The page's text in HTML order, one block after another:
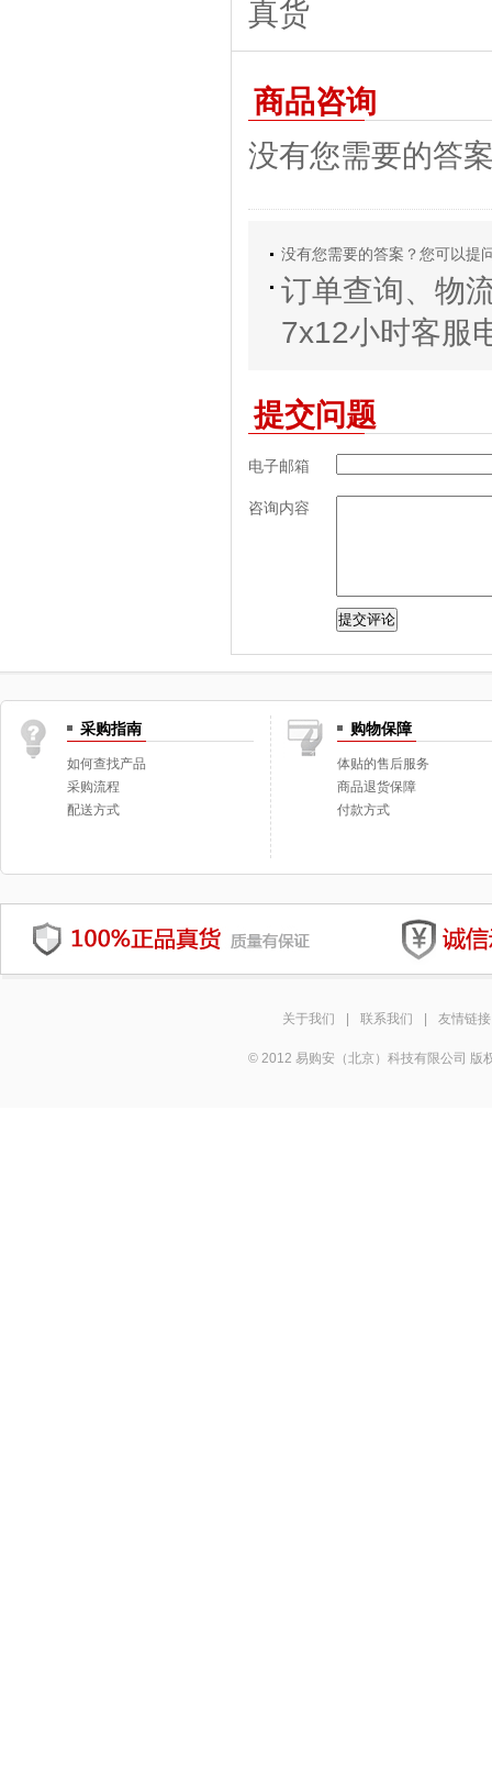
商品咨询
没有您需要的答
没有您需要的答案？您可以提
订单查询、物
7x12小时客服
提交问题
电子邮箱
咨询内容
采购指南
如何查找产品
采购流程
配送方式
购物保障
体贴的售后服务
商品退货保障
付款方式
关于我们 联系我们 友情链接
© 2012 易购安（北京）科技有限公司 版